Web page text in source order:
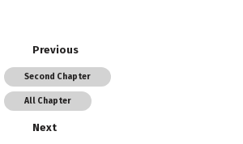
Previous
Second Chapter
All Chapter
Next